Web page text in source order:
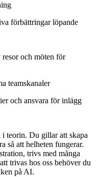
förbättringar löpande
och möten för
teamskanaler
och ansvara för inlägg
teorin. Du gillar att skapa
så att helheten fungerar.
trivs med många
trivas hos oss behöver du
på AI.